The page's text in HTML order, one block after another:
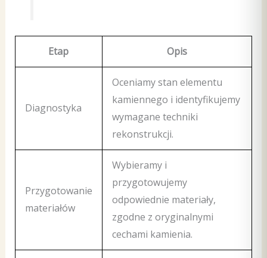
Etap Opis
Diagnostyka
Oceniamy stan elementu
kamiennego i identyfikujemy
wymagane techniki
rekonstrukcji.
Przygotowanie
materiałów
Wybieramy i
przygotowujemy
odpowiednie materiały,
zgodne z oryginalnymi
cechami kamienia.